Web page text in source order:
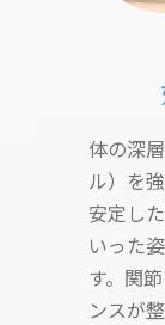
体の深
ル）を
安定し
いった
す。関
ンスが